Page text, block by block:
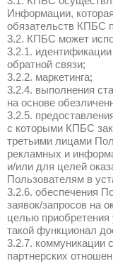
фамилия,
паспортные
электронной
2.1.2.
в процессе
отчество,
платежные
лица, ИНН,
2.1.3.
в формах
2.1.4. Иные
третьих лиц.